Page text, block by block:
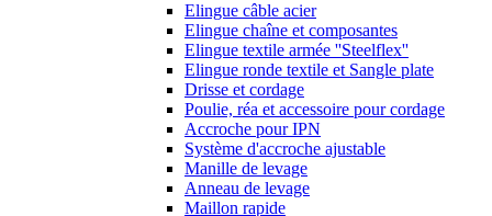
Elingue câble acier
Elingue chaîne et composantes
Elingue textile armée ''Steelflex''
Elingue ronde textile et Sangle plate
Drisse et cordage
Poulie, réa et accessoire pour cordage
Accroche pour IPN
Système d'accroche ajustable
Manille de levage
Anneau de levage
Maillon rapide